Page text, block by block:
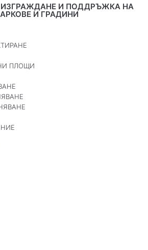
ИЗГРАЖДАНЕ И ПОДДРЪЖКА НА
И ГРАДИНИ
ПЛОЩИ